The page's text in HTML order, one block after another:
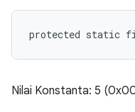
protected static
Nilai Konstanta: 5